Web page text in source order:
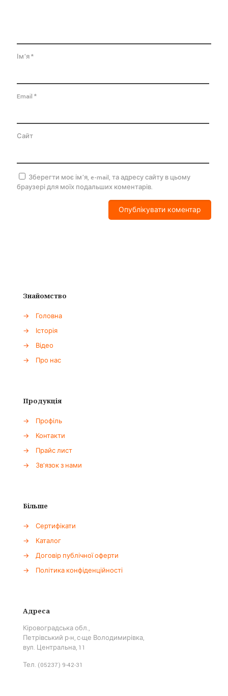
Ім'я*
Email *
Сайт
Зберегти моє ім'я, e-mail, та адресу сайту в цьому
браузері для моїх подальших коментарів.
Знайомство
→
Головна
→
Історія
→
Відео
→
Про нас
Продукція
→
Профіль
→
Контакти
→
Прайс лист
→
Зв'язок з нами
Більше
→
Сертифікати
→
Каталог
→
Договір публічної оферти
→
Політика конфіденційності
Адреса
Кіровоградська обл.,
Петрівський р-н, с-ще Володимирівка,
вул. Центральна, 11
Тел. (05237) 9-42-31